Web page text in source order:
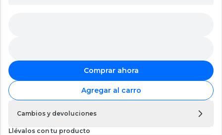
Comprar ahora
Agregar al carro
Cambios y devoluciones
Llévalos con tu producto